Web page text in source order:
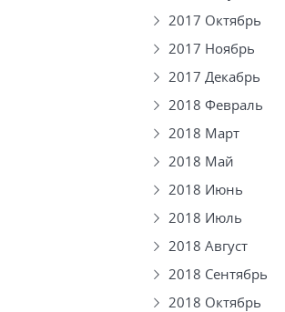
2017 Октябрь
2017 Ноябрь
2017 Декабрь
2018 Февраль
2018 Март
2018 Май
2018 Июнь
2018 Июль
2018 Август
2018 Сентябрь
2018 Октябрь